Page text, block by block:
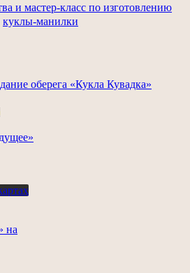
и мастер-класс по изготовлению
куклы-манилки
оберега «Кукла Кувадка»
на